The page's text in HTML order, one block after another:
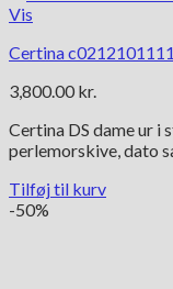
Vis
Certina
3,800.00 kr.
Certina DS dame ur i
perlemorskive, dato
Tilføj til kurv
-50%